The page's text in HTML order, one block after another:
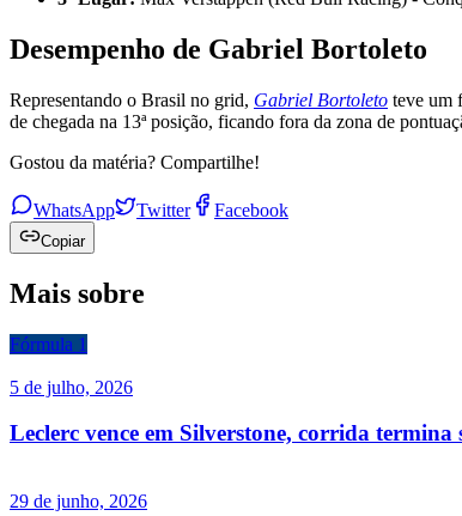
Desempenho de Gabriel Bortoleto
Representando o Brasil no grid, Gabriel Bortoleto teve um
de chegada na 13ª posição, ficando fora da zona de
Gostou da matéria? Compartilhe!
WhatsApp Twitter Facebook
Copiar
Mais sobre
Fórmula 1
5 de julho, 2026
Leclerc vence em Silverstone, corrida
29 de junho, 2026